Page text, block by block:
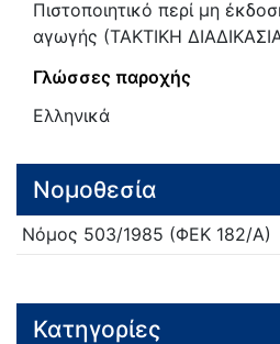
Πιστοποιητικό περί μη
αγωγής (ΤΑΚΤΙΚΗ
Γλώσσες παροχής
Ελληνικά
Νομοθεσία
Νόμος 503/1985 (ΦΕΚ 182/Α)
Κατηγορίες